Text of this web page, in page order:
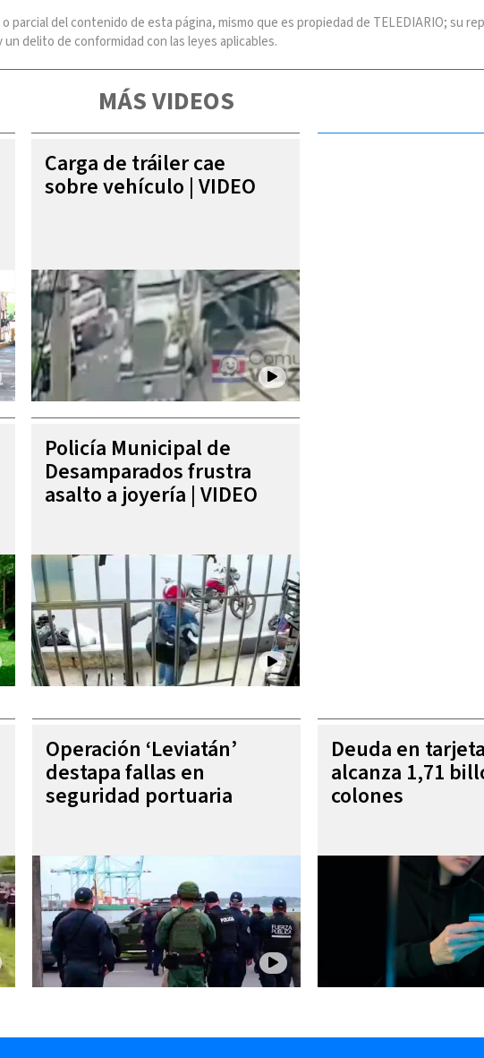
parcial del contenido de esta página, mismo que es propiedad de TELEDIARIO; su
delito de conformidad con las leyes aplicables.
MÁS VIDEOS
Carga de tráiler cae
sobre vehículo | VIDEO
Policía Municipal de
Desamparados frustra
asalto a joyería | VIDEO
Operación ‘Leviatán’
destapa fallas en
seguridad portuaria
Deuda en
alcanza 1,71
colones